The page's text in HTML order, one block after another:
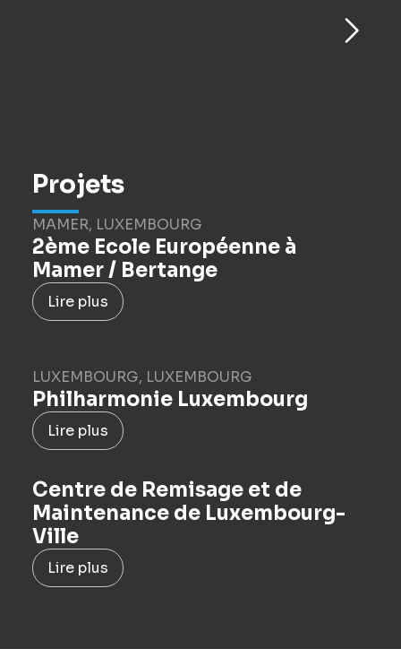
Projets
MAMER, LUXEMBOURG
2ème Ecole Européenne à
Mamer / Bertange
Lire plus
LUXEMBOURG, LUXEMBOURG
Philharmonie Luxembourg
Lire plus
Centre de Remisage et de
Maintenance de Luxembourg-
Ville
Lire plus